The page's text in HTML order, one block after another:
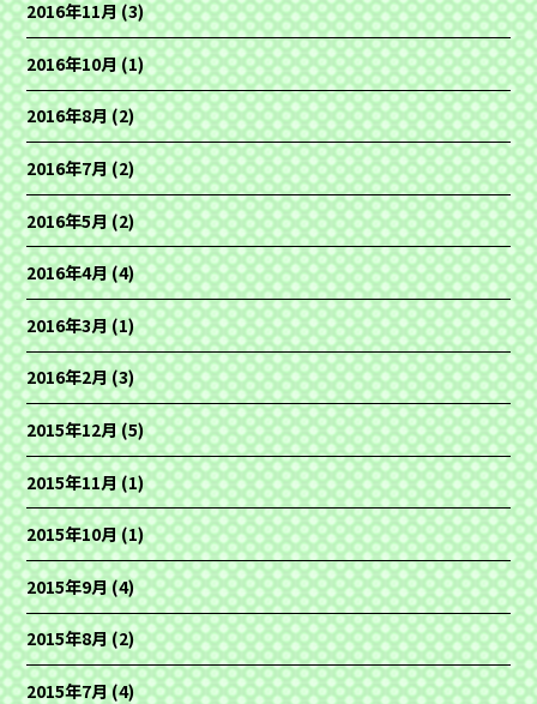
2016年11月(3)
2016年10月(1)
2016年8月(2)
2016年7月(2)
2016年5月(2)
2016年4月(4)
2016年3月(1)
2016年2月(3)
2015年12月(5)
2015年11月(1)
2015年10月(1)
2015年9月(4)
2015年8月(2)
2015年7月(4)